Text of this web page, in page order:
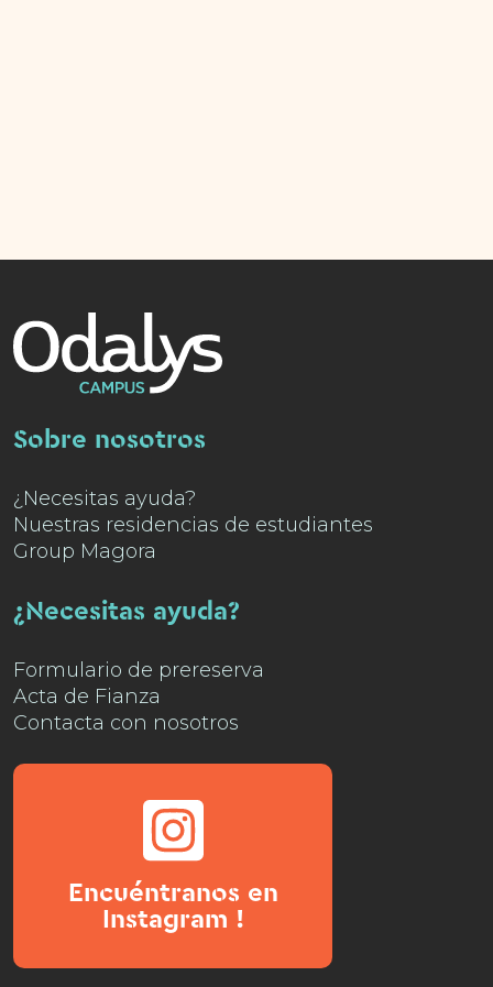
Sobre nosotros
¿Necesitas ayuda?
Nuestras residencias de estudiantes
Group Magora
¿Necesitas ayuda?
Formulario de prereserva
Acta de Fianza
Contacta con nosotros
Encuéntranos en
Instagram !